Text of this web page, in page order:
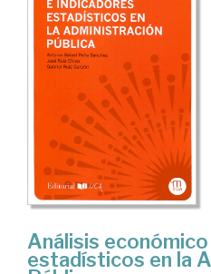
Análisis
estadísticos en la